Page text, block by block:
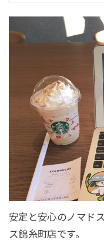
安定と安心のノマド
ス錦糸町店です。